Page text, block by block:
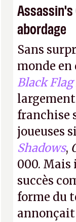
Assassin's
abordage
Sans
monde
Black Flag
franchise
joueuses
Shadows,
000. Mais
succès
forme du